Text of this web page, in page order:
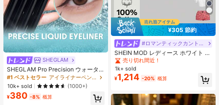
SHEGLAM
SHEGLAM Pro Precision ウォータ
ープルーフリキッドアイライナー-Bl
ack 女性と女の子のためのブランド
ビューティーコスメメイクアップ
#1 ベストセラー
アイライナーペンシル アイライナー
10k+ sold
(1000+)
¥380 -8% 概算
¥305 節約
#ロマンティックカントリー
SHEIN MOD レディース ホワイト 夏
用 かわいい エレガント ティーパー
ティー レース パフスリーブ シング
ルブレスト ブラウス、ヴィンテージ
コートスタイル クロップトップ、ピ
売り切れ間近！
1k+ sold
¥1,214 -20% 概算